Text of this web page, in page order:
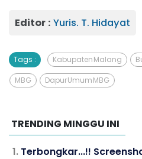
Editor : Yuris. T. Hidayat
Tags : Kabupaten Malang
MBG Dapur Umum MBG
TRENDING MINGGU INI
Terbongkar...!!